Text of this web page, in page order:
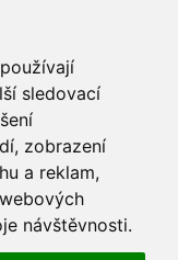
sledovací
zobrazení
a reklam,
návštěvnosti.